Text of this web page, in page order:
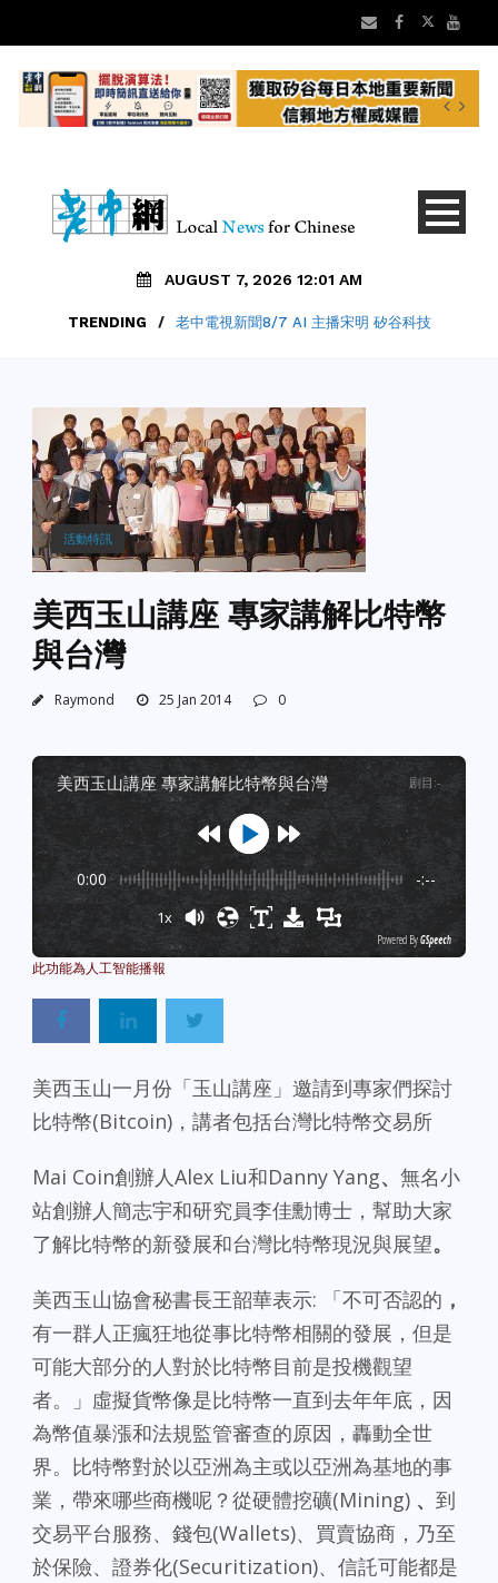
AUGUST 7, 2026 12:01 AM
TRENDING / 老中電視新聞8/7 AI 主播宋明 矽谷科技
活動特訊
美西玉山講座 專家講解比特幣
與台灣
Raymond 25 Jan 2014 0
美西玉山講座 專家講解比特幣與台灣 剧目 :-
0:00 -:--
1x
Powered By GSpeech
美西玉山一月份「玉山講座」邀請到專家們探討
比特幣(Bitcoin)，講者包括台灣比特幣交易所
Mai Coin創辦人Alex Liu和Danny Yang、 無名小
站創辦人簡志宇和研究員李佳勳博士，幫助大家
了解比特幣的新發展和台灣比特幣現況與展望。
美西玉山協會秘書長王韶華表示: 「不可否認的 ，
有一群人正瘋狂地從事比特幣相關的發展，但是
可能大部分的人對於比特幣目前是投機觀望
者。」虛擬貨幣像是比特幣一直到去年年底，因
為幣值暴漲和法規監管審查的原因，轟動全世
界。比特幣對於以亞洲為主或以亞洲為基地的事
業，帶來哪些商機呢？從硬體挖礦(Mining) 、 到
交易平台服務、錢包(Wallets)、買賣協商，乃至
於保險、證券化(Securitization)、信託可能都是